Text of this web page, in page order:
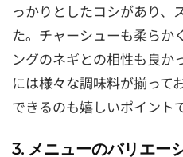
っかりとしたコシがあり、
た。チャーシューも柔らか
ングのネギとの相性も良か
には様々な調味料が揃って
できるのも嬉しいポイントで
3. メニューのバリエー